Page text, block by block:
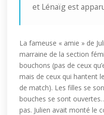
et Lénaïg est
La fameuse « amie » de
marraine de la section
bouchons (pas de ceux
mais de ceux qui hantent
de match). Les filles se
bouches se sont
pas. Julien avait monté le